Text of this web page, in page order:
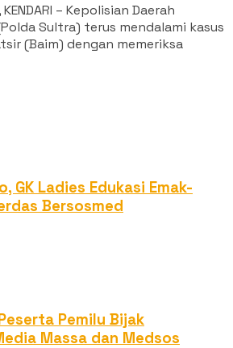
– Kepolisian Daerah
Sultra) terus mendalami kasus
(Baim) dengan memeriksa
GK Ladies Edukasi Emak-
Bersosmed
Pemilu Bijak
Massa dan Medsos